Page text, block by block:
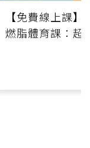
【免費線上課
燃脂體育課：超